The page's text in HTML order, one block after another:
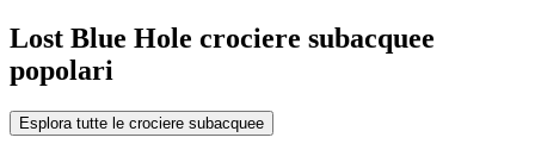
Lost Blue Hole crociere subacquee
popolari
Esplora tutte le crociere subacquee